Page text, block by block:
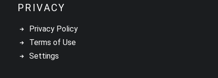
PRIVACY
Privacy Policy
Terms of Use
Settings